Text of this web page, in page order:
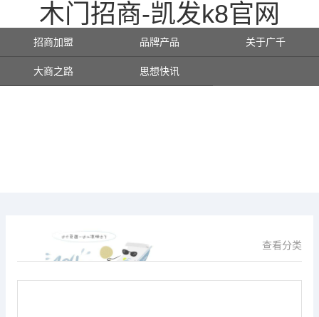
木门招商-凯发k8官网
招商加盟 品牌产品 关于广千
大商之路 思想快讯
查看分类